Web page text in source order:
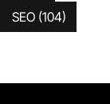
SEO (104)